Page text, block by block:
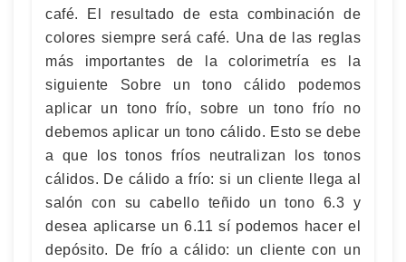
café. El resultado de esta combinación de
colores siempre será café. Una de las reglas
más importantes de la colorimetría es la
siguiente Sobre un tono cálido podemos
aplicar un tono frío, sobre un tono frío no
debemos aplicar un tono cálido. Esto se debe
a que los tonos fríos neutralizan los tonos
cálidos. De cálido a frío: si un cliente llega al
salón con su cabello teñido un tono 6.3 y
desea aplicarse un 6.11 sí podemos hacer el
depósito. De frío a cálido: un cliente con un